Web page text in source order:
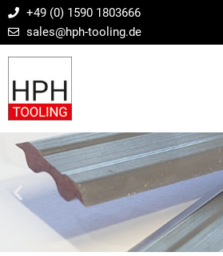
+49 (0) 1590 1803666
sales@hph-tooling.de